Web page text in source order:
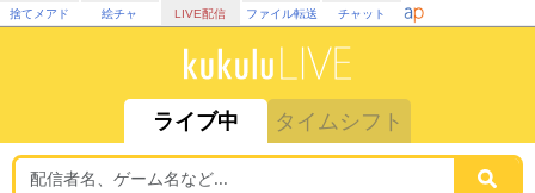
捨てメアド 絵チャ LIVE配信 ファイル転送 チャット
ライブ中 タイムシフト